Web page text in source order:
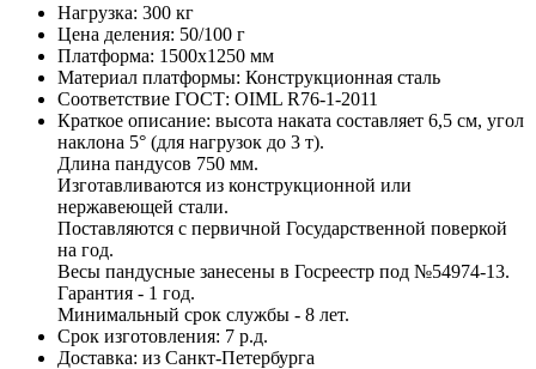
Нагрузка: 300 кг
Цена деления: 50/100 г
Платформа: 1500х1250 мм
Материал платформы: Конструкционная сталь
Соответствие ГОСТ: OIML R76-1-2011
Краткое описание: высота наката составляет 6,5 см, угол
наклона 5° (для нагрузок до 3 т).
Длина пандусов 750 мм.
Изготавливаются из конструкционной или
нержавеющей стали.
Поставляются с первичной Государственной поверкой
на год.
Весы пандусные занесены в Госреестр под №54974-13.
Гарантия - 1 год.
Минимальный срок службы - 8 лет.
Срок изготовления: 7 р.д.
Доставка: из Санкт-Петербурга